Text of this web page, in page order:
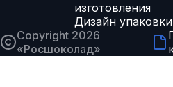
изготовления
Дизайн упаковки
Copyright 2026
«Росшоколад»